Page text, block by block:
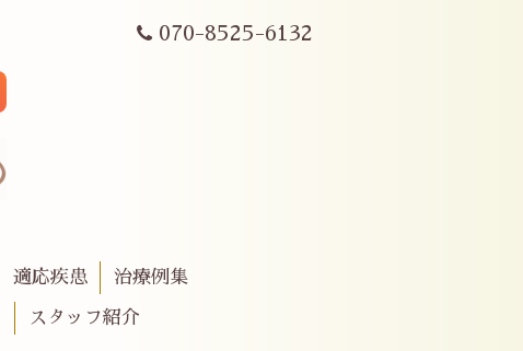
070-8525-6132
適応疾患 治療例集
スタッフ紹介